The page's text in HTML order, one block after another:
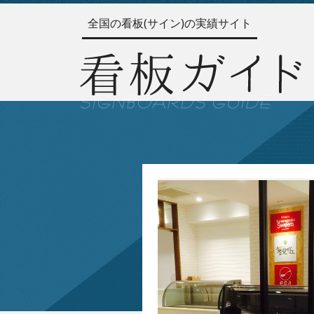
全国の看板(サイン)の実績サイト